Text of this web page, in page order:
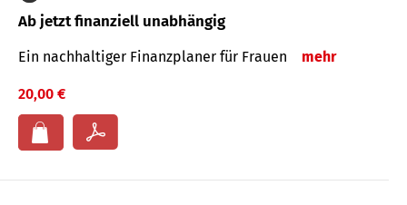
Ab jetzt finanziell unabhängig
Ein nachhaltiger Finanzplaner für Frauen mehr
20,00 €